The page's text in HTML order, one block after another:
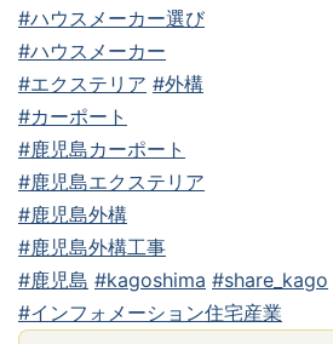
#ハウスメーカー選び
#ハウスメーカー
#エクステリア #外構
#カーポート
#鹿児島カーポート
#鹿児島エクステリア
#鹿児島外構
#鹿児島外構工事
#鹿児島 #kagoshima #share_kago
#インフォメーション住宅産業